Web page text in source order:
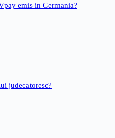
emis in Germania?
judecatoresc?